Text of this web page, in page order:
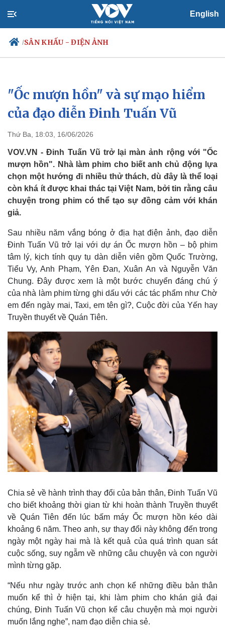
English
/SÂN KHẤU - ĐIỆN ẢNH
Chính trị
Đảng
Tổ chức nhân sự
Nhận diện sự thật
Xã hội
Tin 24h
Dự báo thời tiết
Việc làm
Biển đảo
"Ốc mượn hồn" và sự mạo hiểm
của đạo diễn Đinh Tuấn Vũ
Thứ Ba, 18:03, 16/06/2026
VOV.VN - Đinh Tuấn Vũ trở lại màn ảnh rộng với "Ốc
mượn hồn". Nhà làm phim cho biết anh chủ động lựa
chọn một hướng đi nhiều thử thách, dù đây là thể loại
còn khá ít được khai thác tại Việt Nam, bởi tin rằng câu
chuyện trong phim có thể tạo sự đồng cảm với khán
giả.
Sau nhiều năm vắng bóng ở địa hạt điện ảnh, đạo diễn
Đinh Tuấn Vũ trở lại với dự án Ốc mượn hồn – bộ phim
tâm lý, kịch tính quy tụ dàn diễn viên gồm Quốc Trường,
Tiểu Vy, Anh Phạm, Yên Đan, Xuân An và Nguyễn Văn
Chung. Đây được xem là một bước chuyển đáng chú ý
của nhà làm phim từng ghi dấu với các tác phẩm như Chờ
em đến ngày mai, Taxi, em tên gì?, Cuộc đời của Yến hay
Truyền thuyết về Quán Tiên.
Chia sẻ về hành trình thay đổi của bản thân, Đinh Tuấn Vũ
cho biết khoảng thời gian từ khi hoàn thành Truyền thuyết
về Quán Tiên đến lúc bấm máy Ốc mượn hồn kéo dài
khoảng 6 năm. Theo anh, sự thay đổi này không đến trong
ngày một ngày hai mà là kết quả của quá trình quan sát
cuộc sống, suy ngẫm về những câu chuyện và con người
mình từng gặp.
“Nếu như ngày trước anh chọn kể những điều bản thân
muốn kể thì ở hiện tại, khi làm phim cho khán giả đại
chúng, Đinh Tuấn Vũ chọn kể câu chuyện mà mọi người
muốn lắng nghe”, nam đạo diễn chia sẻ.